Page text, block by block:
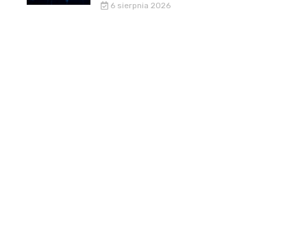
6 sierpnia 2026